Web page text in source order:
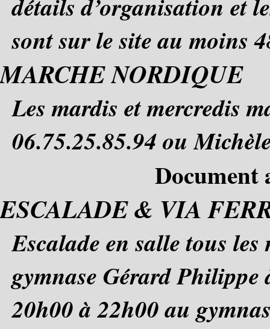
détails d’organisation et
sont sur le site au moins
MARCHE NORDIQUE
Les mardis et mercredis
06.75.25.85.94 ou
Document
ESCALADE & VIA
Escalade en salle tous
gymnase Gérard
20h00 à 22h00 au